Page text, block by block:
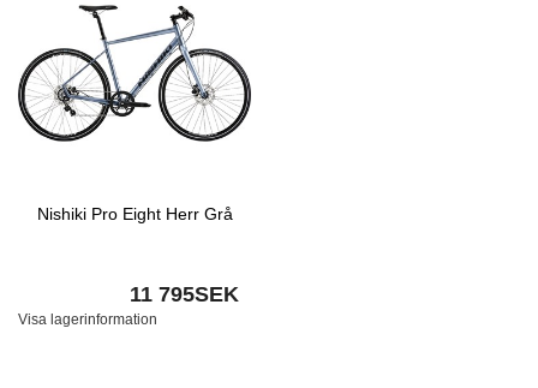
Nishiki Pro Eight Herr Grå
11 795SEK
Visa lagerinformation